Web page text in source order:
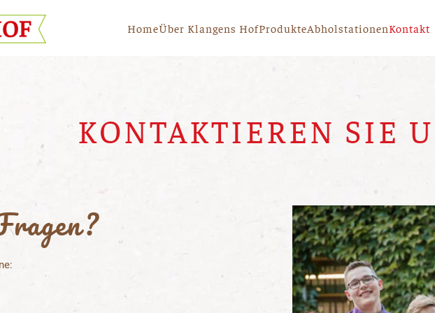
HomeÜber Klangens HofProdukteAbholstationenKontakt
KONTAKTIEREN SIE